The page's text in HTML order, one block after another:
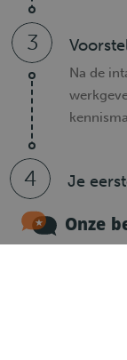
3
Na de
4 Je
maken